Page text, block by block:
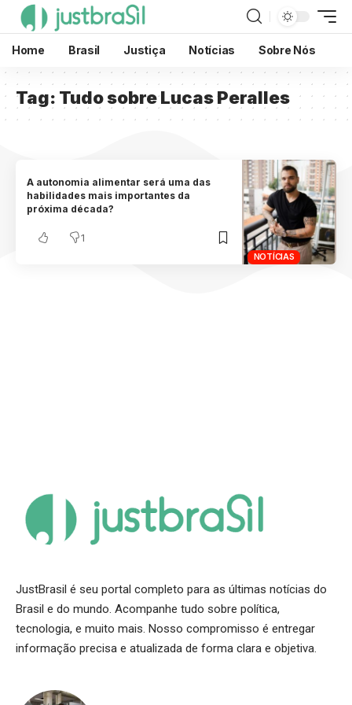
Home Brasil Justiça Notícias Sobre Nós
Tag: Tudo sobre Lucas Peralles
NOTÍCIAS
A autonomia alimentar será uma das
habilidades mais importantes da
próxima década?
1
JustBrasil é seu portal completo para as últimas notícias do
Brasil e do mundo. Acompanhe tudo sobre política,
tecnologia, e muito mais. Nosso compromisso é entregar
informação precisa e atualizada de forma clara e objetiva.